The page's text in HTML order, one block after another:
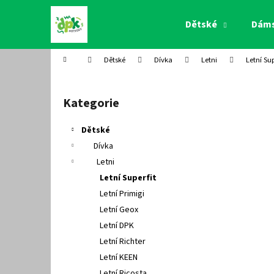
Dětské
Domů Dětské Dívka Letni Letní
Přeskočit
kategorie
Kategorie
Dětské
Dívka
Letni
Letní Superfit
Letní Primigi
Letní Geox
Letní DPK
Letní Richter
Letní KEEN
í
Zpět
do
Zpět
do